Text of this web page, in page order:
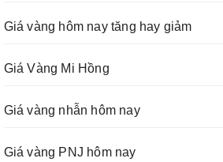
Giá vàng hôm nay tăng hay giảm
Giá Vàng Mi Hồng
Giá vàng nhẫn hôm nay
Giá vàng PNJ hôm nay